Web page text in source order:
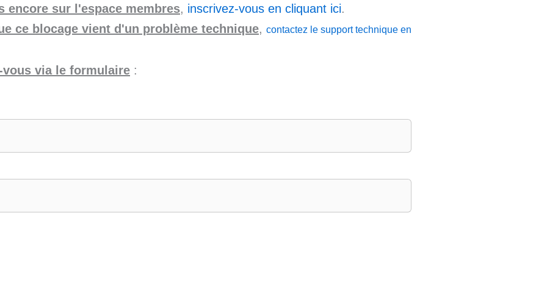
encore sur l'espace membres, inscrivez-vous en cliquant ici.
ce blocage vient d'un problème technique, contactez le support technique en
vous via le formulaire :